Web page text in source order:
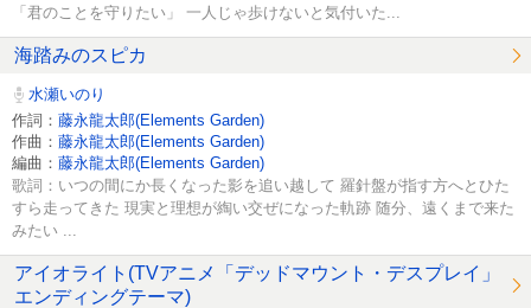
「君のことを守りたい」 一人じゃ歩けないと気付いた...
海踏みのスピカ
水瀬いのり
作詞： 藤永龍太郎(Elements Garden)
作曲： 藤永龍太郎(Elements Garden)
編曲： 藤永龍太郎(Elements Garden)
歌詞：いつの間にか長くなった影を追い越して 羅針盤が指す方へとひた
すら走ってきた 現実と理想が綯い交ぜになった軌跡 随分、遠くまで来た
みたい ...
アイオライト(TVアニメ「デッドマウント・デスプレイ」
エンディングテーマ)